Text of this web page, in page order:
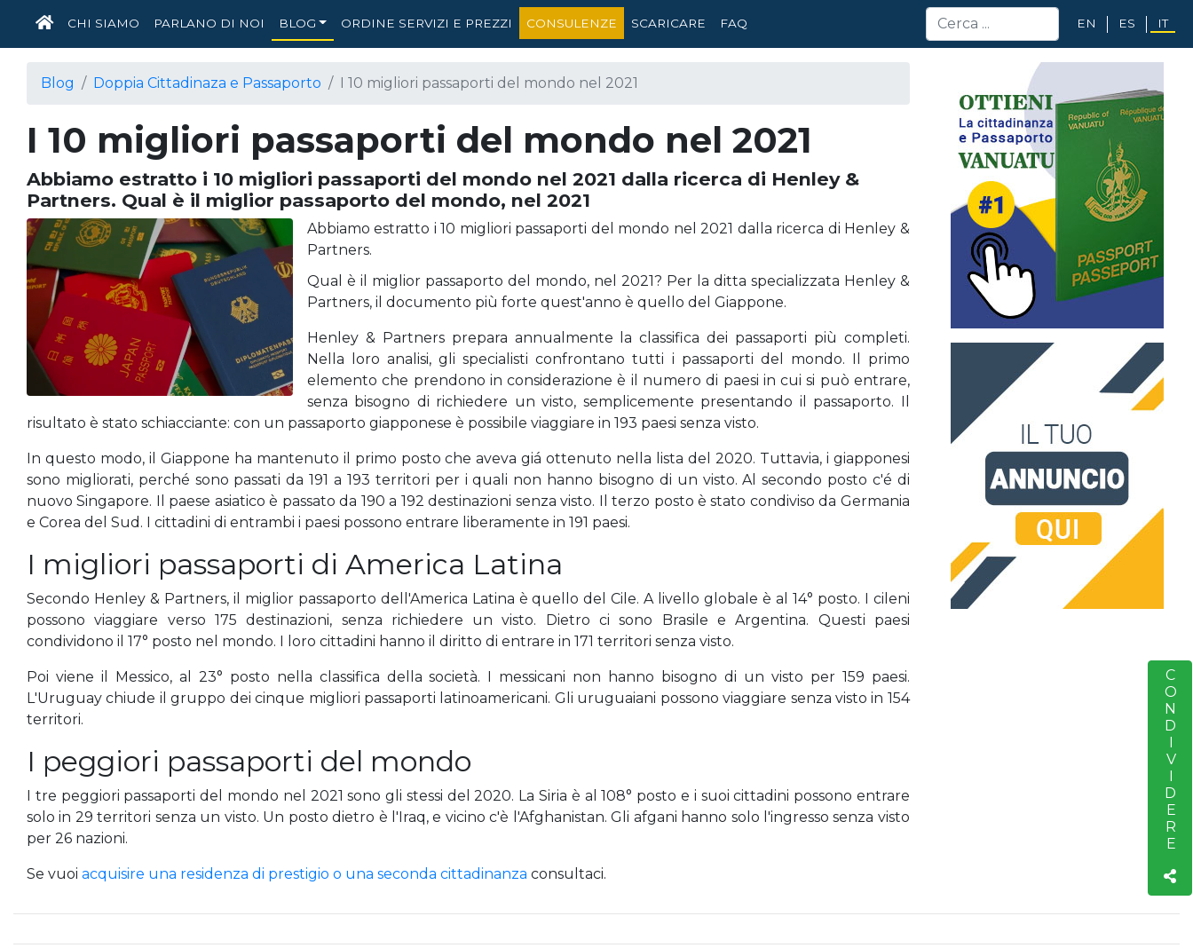
HOME
CHI SIAMO PARLANO DI NOI BLOG ORDINE SERVIZI E PREZZI CONSULENZE SCARICARE FAQ EN ES IT
Blog Doppia Cittadinaza e Passaporto I 10 migliori passaporti del mondo nel 2021
I 10 migliori passaporti del mondo nel 2021
Abbiamo estratto i 10 migliori passaporti del mondo nel 2021 dalla ricerca di Henley &
Partners. Qual è il miglior passaporto del mondo, nel 2021
Abbiamo estratto i 10 migliori passaporti del mondo nel 2021 dalla ricerca di Henley &
Partners.
Qual è il miglior passaporto del mondo, nel 2021? Per la ditta specializzata Henley &
Partners, il documento più forte quest'anno è quello del Giappone.
Henley & Partners prepara annualmente la classifica dei passaporti più completi.
Nella loro analisi, gli specialisti confrontano tutti i passaporti del mondo. Il primo
elemento che prendono in considerazione è il numero di paesi in cui si può entrare,
senza bisogno di richiedere un visto, semplicemente presentando il passaporto. Il
risultato è stato schiacciante: con un passaporto giapponese è possibile viaggiare in 193 paesi senza visto.
In questo modo, il Giappone ha mantenuto il primo posto che aveva giá ottenuto nella lista del 2020. Tuttavia, i giapponesi
sono migliorati, perché sono passati da 191 a 193 territori per i quali non hanno bisogno di un visto. Al secondo posto c'é di
nuovo Singapore. Il paese asiatico è passato da 190 a 192 destinazioni senza visto. Il terzo posto è stato condiviso da Germania
e Corea del Sud. I cittadini di entrambi i paesi possono entrare liberamente in 191 paesi.
I migliori passaporti di America Latina
Secondo Henley & Partners, il miglior passaporto dell'America Latina è quello del Cile. A livello globale è al 14° posto. I cileni
possono viaggiare verso 175 destinazioni, senza richiedere un visto. Dietro ci sono Brasile e Argentina. Questi paesi
condividono il 17° posto nel mondo. I loro cittadini hanno il diritto di entrare in 171 territori senza visto.
Poi viene il Messico, al 23° posto nella classifica della società. I messicani non hanno bisogno di un visto per 159 paesi.
L'Uruguay chiude il gruppo dei cinque migliori passaporti latinoamericani. Gli uruguaiani possono viaggiare senza visto in 154
territori.
I peggiori passaporti del mondo
I tre peggiori passaporti del mondo nel 2021 sono gli stessi del 2020. La Siria è al 108° posto e i suoi cittadini possono entrare
solo in 29 territori senza un visto. Un posto dietro è l'Iraq, e vicino c'è l'Afghanistan. Gli afgani hanno solo l'ingresso senza visto
per 26 nazioni.
Se vuoi acquisire una residenza di prestigio o una seconda cittadinanza consultaci.
CONDIVIDERE